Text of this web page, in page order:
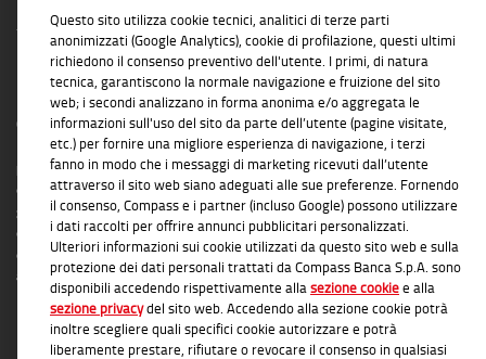
INFORMAZIONI TRASPARENTI
Compass Banca S.p.A., Banca del Gruppo Monte dei Paschi di Siena; P.I. Gruppo IVA
Mediobanca: 10536040966 - Tutti i diritti riservati - Dati Societari- Messaggio
pubblicitario con finalità promozionale. Per le condizioni contrattuali si rimanda ai
documenti informativi disponibili presso le Filiali Compass Banca S.p.A. o presso
gli Agenti in attività finanziaria autorizzati che operano in qualità di intermediari del
credito convenzionati in esclusiva con Compass Banca S.p.A. L'elenco delle Filiali e
delle Agenzie autorizzate è disponibile sul sitowww.compass.it. Salvo
approvazione della richiesta da parte di Compass Banca S.p.A.
Questo sito utilizza cookie tecnici, analitici di terze parti
anonimizzati (Google Analytics), cookie di profilazione, questi ultimi
richiedono il consenso preventivo dell'utente. I primi, di natura
tecnica, garantiscono la normale navigazione e fruizione del sito
web; i secondi analizzano in forma anonima e/o aggregata le
informazioni sull'uso del sito da parte dell’utente (pagine visitate,
etc.) per fornire una migliore esperienza di navigazione, i terzi
fanno in modo che i messaggi di marketing ricevuti dall’utente
attraverso il sito web siano adeguati alle sue preferenze. Fornendo
il consenso, Compass e i partner (incluso Google) possono utilizzare
i dati raccolti per offrire annunci pubblicitari personalizzati.
Ulteriori informazioni sui cookie utilizzati da questo sito web e sulla
protezione dei dati personali trattati da Compass Banca S.p.A. sono
disponibili accedendo rispettivamente allasezione cookiee alla
sezione privacydel sito web. Accedendo alla sezione cookie potrà
inoltre scegliere quali specifici cookie autorizzare e potrà
liberamente prestare, rifiutare o revocare il consenso in qualsiasi